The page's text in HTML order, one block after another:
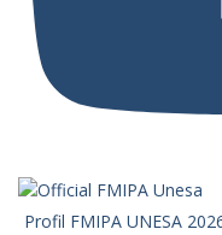
Profil FMIPA UNESA